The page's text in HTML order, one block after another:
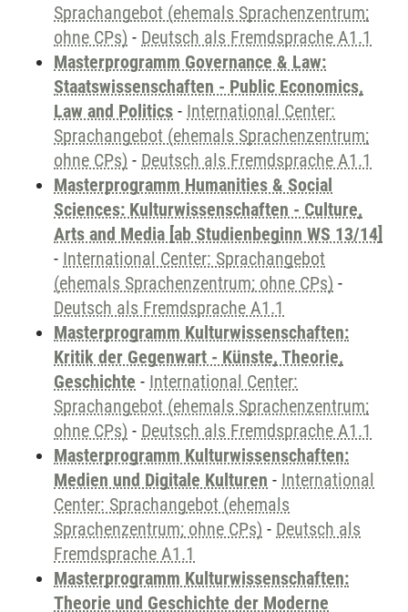
Sprachangebot (ehemals Sprachenzentrum;
ohne CPs) - Deutsch als Fremdsprache A1.1
Masterprogramm Governance & Law:
Staatswissenschaften - Public Economics,
Law and Politics - International Center:
Sprachangebot (ehemals Sprachenzentrum;
ohne CPs) - Deutsch als Fremdsprache A1.1
Masterprogramm Humanities & Social
Sciences: Kulturwissenschaften - Culture,
Arts and Media [ab Studienbeginn WS 13/14]
- International Center: Sprachangebot
(ehemals Sprachenzentrum; ohne CPs) -
Deutsch als Fremdsprache A1.1
Masterprogramm Kulturwissenschaften:
Kritik der Gegenwart - Künste, Theorie,
Geschichte - International Center:
Sprachangebot (ehemals Sprachenzentrum;
ohne CPs) - Deutsch als Fremdsprache A1.1
Masterprogramm Kulturwissenschaften:
Medien und Digitale Kulturen - International
Center: Sprachangebot (ehemals
Sprachenzentrum; ohne CPs) - Deutsch als
Fremdsprache A1.1
Masterprogramm Kulturwissenschaften:
Theorie und Geschichte der Moderne